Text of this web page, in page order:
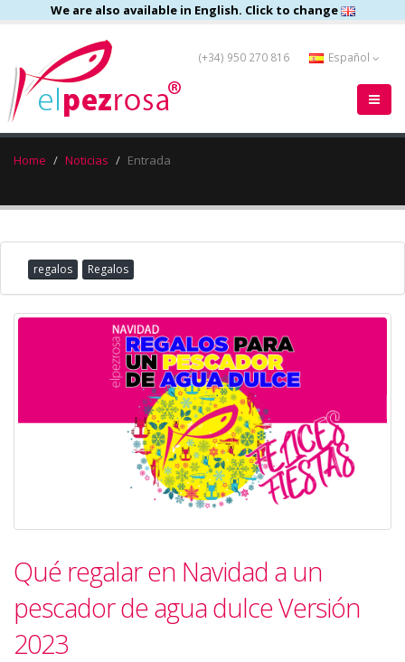
We are also available in English. Click to change
(+34) 950 270 816 Español
Home Noticias Entrada
regalos Regalos
Qué regalar en Navidad a un
pescador de agua dulce Versión
2023